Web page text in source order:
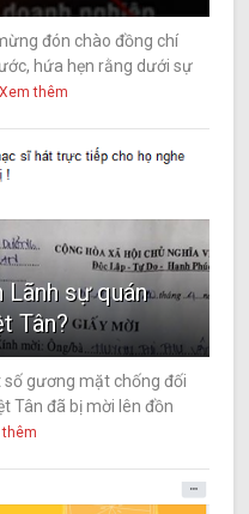
đón chào đồng chí
hứa hẹn rằng dưới sự
Xem thêm
Lãnh sự quán
Tân?
gương mặt chống đối
Tân đã bị mời lên đồn